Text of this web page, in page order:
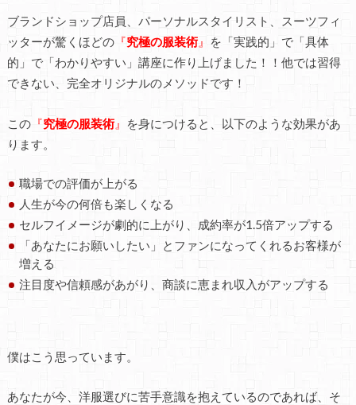
ブランドショップ店員、パーソナルスタイリスト、スーツフィ
ッターが驚くほどの『究極の服装術』 を「実践的」で「具体
的」で「わかりやすい」講座に作り上げました！！他では習得
できない、完全オリジナルのメソッドです！
この『究極の服装術』
を身につけると、以下のような効果があ
ります。
職場での評価が上がる
人生が今の何倍も楽しくなる
セルフイメージが劇的に上がり、成約率が1.5倍アップする
「あなたにお願いしたい」とファンになってくれるお客様が
増える
注目度や信頼感があがり、商談に恵まれ収入がアップする
僕はこう思っています。
あなたが今、洋服選びに苦手意識を抱えているのであれば、そ